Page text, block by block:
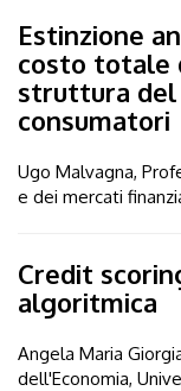
Estinzione
costo totale
struttura del
consumatori
Ugo Malvagna,
e dei mercati
Credit
algoritmica
Angela Maria
dell'Economia,